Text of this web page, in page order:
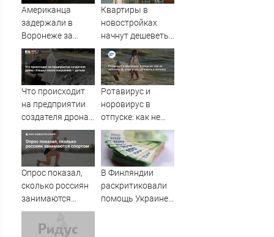
ужесточить -
Вести.ru
сотрудникам
Американца
задержали в
Воронеже за
пьяный дебош в
поезде
Квартиры в
новостройках
начнут дешеветь
— когда ждать
снижения цен
Что происходит
на предприятии
создателя дрона
«Упырь» после
покушения —
детали
Ротавирус и
норовирус в
отпуске: как не
заболеть на море
и что положить в
аптечку
Опрос показал,
сколько россиян
занимаются
спортом
В Финляндии
раскритиковали
помощь Украине